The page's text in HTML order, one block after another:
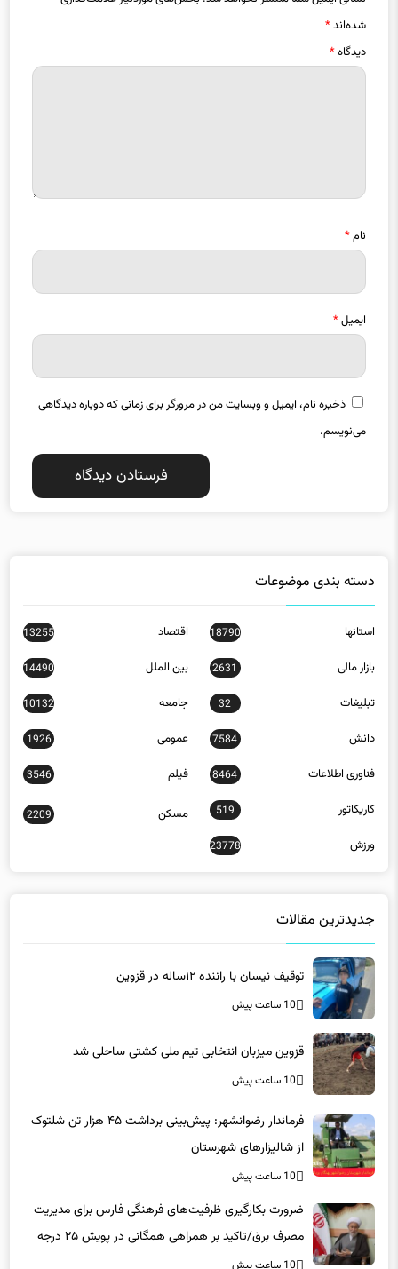
شده‌اند*
دیدگاه*
نام*
ایمیل*
ذخیره نام، ایمیل و وبسایت من در مرورگر برای زمانی که دوباره دیدگاهی
می‌نویسم.
دسته بندی موضوعات
استانها 18790 اقتصاد 13255
بازار مالی 2631 بین الملل 14490
تبلیغات 32 جامعه 10132
دانش 7584 عمومی 1926
فناوری اطلاعات 8464 فیلم 3546
کاریکاتور 519 مسکن 2209
ورزش 23778
جدیدترین مقالات
توقیف نیسان با راننده ۱۲ساله در قزوین
10 ساعت پیش
قزوین میزبان انتخابی تیم ملی کشتی ساحلی شد
10 ساعت پیش
فرماندار رضوانشهر: پیش‌بینی برداشت ۴۵ هزار تن شلتوک
از شالیزارهای شهرستان
10 ساعت پیش
ضرورت بکارگیری ظرفیت‌های فرهنگی فارس برای مدیریت
مصرف برق/تاکید بر همراهی همگانی در پویش ۲۵ درجه
10 ساعت پیش